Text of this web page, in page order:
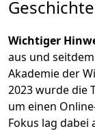
Geschichte
Wichtiger
aus und
Akademie der
2023 wurde die
um einen
Fokus lag